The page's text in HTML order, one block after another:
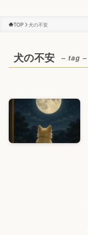
TOP 犬の不安
犬の不安 – tag –